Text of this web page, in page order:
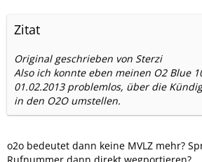
Zitat
Original geschrieben von Sterzi
Also ich konnte eben meinen O2 Blue
01.02.2013 problemlos, über die
in den O2O umstellen.
o2o bedeutet dann keine MVLZ mehr?